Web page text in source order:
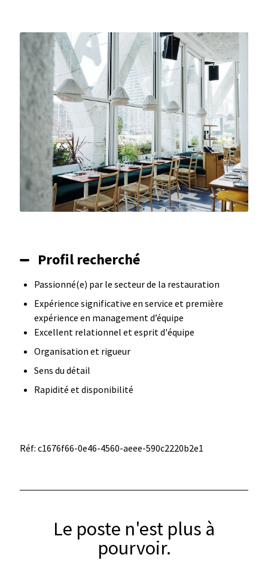
Profil recherché
Passionné(e) par le secteur de la restauration
Expérience significative en service et première
expérience en management d’équipe
Excellent relationnel et esprit d'équipe
Organisation et rigueur
Sens du détail
Rapidité et disponibilité
Réf: c1676f66-0e46-4560-aeee-590c2220b2e1
Le poste n'est plus à
pourvoir.